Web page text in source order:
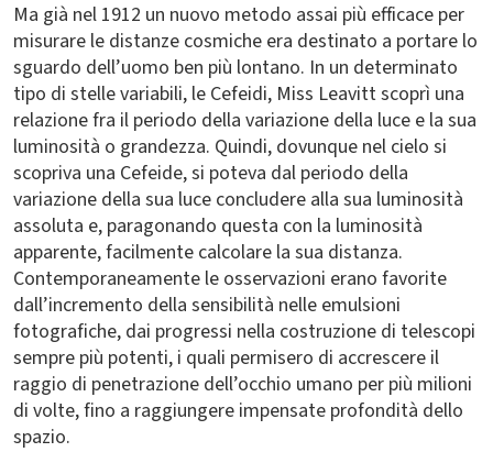
Ma già nel 1912 un nuovo metodo assai più efficace per
misurare le distanze cosmiche era destinato a portare lo
sguardo dell’uomo ben più lontano. In un determinato
tipo di stelle variabili, le Cefeidi, Miss Leavitt scoprì una
relazione fra il periodo della variazione della luce e la sua
luminosità o grandezza. Quindi, dovunque nel cielo si
scopriva una Cefeide, si poteva dal periodo della
variazione della sua luce concludere alla sua luminosità
assoluta e, paragonando questa con la luminosità
apparente, facilmente calcolare la sua distanza.
Contemporaneamente le osservazioni erano favorite
dall’incremento della sensibilità nelle emulsioni
fotografiche, dai progressi nella costruzione di telescopi
sempre più potenti, i quali permisero di accrescere il
raggio di penetrazione dell’occhio umano per più milioni
di volte, fino a raggiungere impensate profondità dello
spazio.